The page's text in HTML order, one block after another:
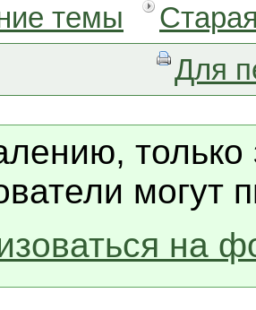
темы
Для
только
могут
на